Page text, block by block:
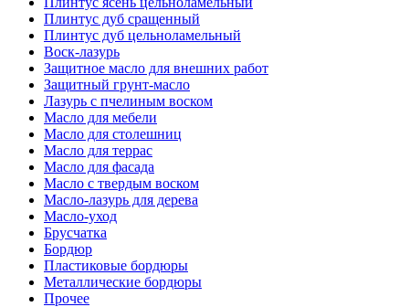
Плинтус дуб сращенный
Плинтус дуб цельноламельный
Воск-лазурь
Защитное масло для внешних работ
Защитный грунт-масло
Лазурь с пчелиным воском
Масло для мебели
Масло для столешниц
Масло для террас
Масло для фасада
Масло с твердым воском
Масло-лазурь для дерева
Масло-уход
Брусчатка
Бордюр
Пластиковые бордюры
Металлические бордюры
Прочее